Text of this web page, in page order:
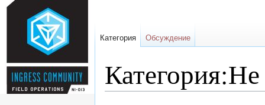
Категория:Не
Категория Обсуждение